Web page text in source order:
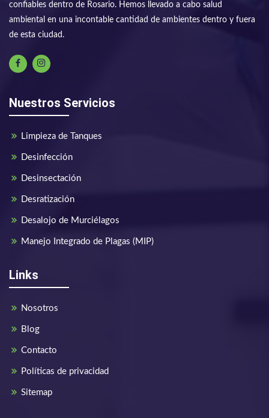
confiables dentro de Rosario. Hemos llevado a cabo salud
ambiental en una incontable cantidad de ambientes dentro y fuera
de esta ciudad.
Nuestros Servicios
Limpieza de Tanques
Desinfección
Desinsectación
Desratización
Desalojo de Murciélagos
Manejo Integrado de Plagas (MIP)
Links
Nosotros
Blog
Contacto
Políticas de privacidad
Sitemap